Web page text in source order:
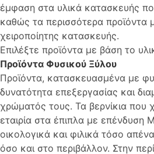
έμφαση στα υλικά κατασκευής
καθώς τα περισσότερα προϊόντα
χειροποίητης κατασκευής.
Επιλέξτε προϊόντα με βάση το
Προϊόντα Φυσικού Ξύλου
Προϊόντα, κατασκευασμένα με
δυνατότητα επεξεργασίας και
χρώματός τους. Τα βερνίκια που
εταιρία στα έπιπλα με επένδυση
οικολογικά και φιλικά τόσο
όσο και στο περιβάλλον. Στην